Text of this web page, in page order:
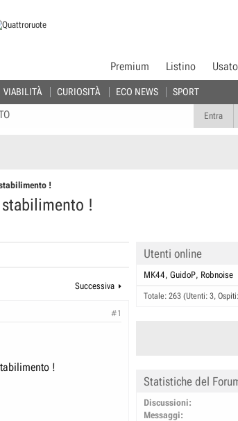
VIABILITÀ CURIOSITÀ ECO NEWS SPORT
Premium Listino Usato
Entra
!
!
Successiva
#1
!
Utenti online
MK44 GuidoP Robnoise
Totale: 263 (Utenti: 3,
Statistiche del
Discussioni
Messaggi